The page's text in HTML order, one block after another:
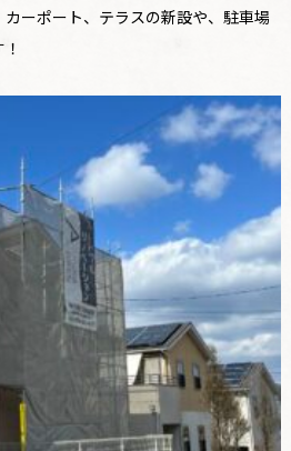
ーポート、テラスの新設や、駐車場